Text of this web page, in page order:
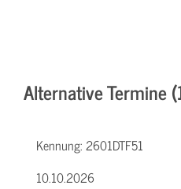
Alternative Termine
Kennung:2601DTF51
10.10.2026